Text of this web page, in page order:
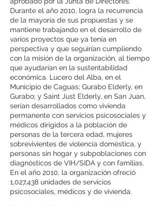
Durante el año 2010, logra la recurrencia
de la mayoría de sus propuestas y se
mantiene trabajando en el desarrollo de
varios proyectos que ya tenía en
perspectiva y que seguirían cumpliendo
con la misión de la organización, al tiempo
que ayudarían en la sustentabilidad
económica. Lucero del Alba, en el
Municipio de Caguas; Gurabo Elderly, en
Gurabo; y Saint Just Elderly, en San Juan,
serían desarrollados como vivienda
permanente con servicios psicosociales y
médicos dirigidos a la población de
personas de la tercera edad, mujeres
sobrevivientes de violencia doméstica, y
personas sin hogar y subpoblaciones con
diagnósticos de VIH/SIDA y con familias.
En el año 2010, la organización ofreció
1,027,438 unidades de servicios
psicosociales, médicos y de vivienda.